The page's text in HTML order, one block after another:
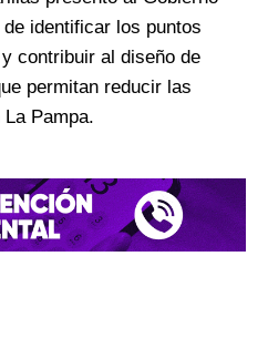
identificar los puntos
contribuir al diseño de
permitan reducir las
Pampa.